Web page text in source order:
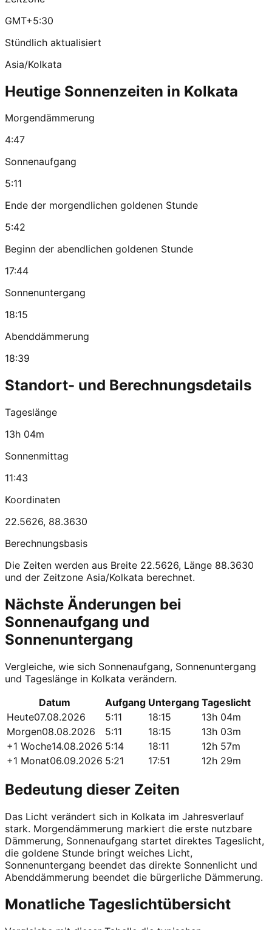
GMT+5:30
Stündlich aktualisiert
Asia/Kolkata
Heutige Sonnenzeiten in Kolkata
Morgendämmerung
4:47
Sonnenaufgang
5:11
Ende der morgendlichen goldenen Stunde
5:42
Beginn der abendlichen goldenen Stunde
17:44
Sonnenuntergang
18:15
Abenddämmerung
18:39
Standort- und Berechnungsdetails
Tageslänge
13h 04m
Sonnenmittag
11:43
Koordinaten
22.5626, 88.3630
Berechnungsbasis
Die Zeiten werden aus Breite 22.5626, Länge 88.3630
und der Zeitzone Asia/Kolkata berechnet.
Nächste Änderungen bei
Sonnenaufgang und
Sonnenuntergang
Vergleiche, wie sich Sonnenaufgang, Sonnenuntergang
und Tageslänge in Kolkata verändern.
Datum
Aufgang Untergang Tageslicht
Heute07.08.2026 5:11 18:15
13h 04m
Morgen08.08.2026 5:11 18:15
13h 03m
+1 Woche14.08.2026 5:14 18:11
12h 57m
+1 Monat06.09.2026 5:21 17:51 12h 29m
Bedeutung dieser Zeiten
Das Licht verändert sich in Kolkata im Jahresverlauf
stark. Morgendämmerung markiert die erste nutzbare
Dämmerung, Sonnenaufgang startet direktes Tageslicht,
die goldene Stunde bringt weiches Licht,
Sonnenuntergang beendet das direkte Sonnenlicht und
Abenddämmerung beendet die bürgerliche Dämmerung.
Monatliche Tageslichtübersicht